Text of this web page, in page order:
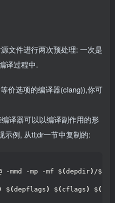
文件进行两次预处理: 一次是
译过程中.
价选项的编译器(clang)),你可
译器可以以编译副作用的形
示例, 从tl;dr一节中复制的:
-mmd -mp -mf $ (depdir) /$*.d
$ (depflags ) $ ( cflags ) $ (